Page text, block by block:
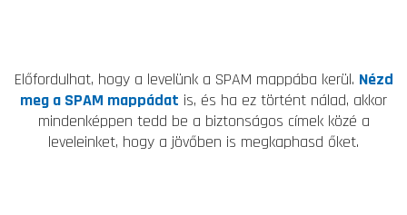
Előfordulhat, hogy a levelünk a SPAM mappába kerül. Nézd
meg a SPAM mappádat is, és ha ez történt nálad, akkor
mindenképpen tedd be a biztonságos címek közé a
leveleinket, hogy a jövőben is megkaphasd őket.